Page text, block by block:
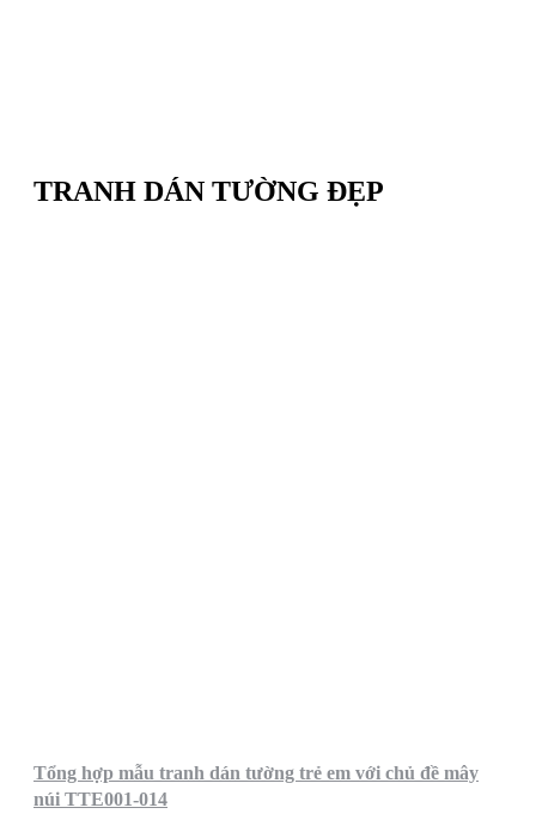
TRANH DÁN TƯỜNG ĐẸP
Tổng hợp mẫu tranh dán tường trẻ em với chủ đề mây
núi TTE001-014